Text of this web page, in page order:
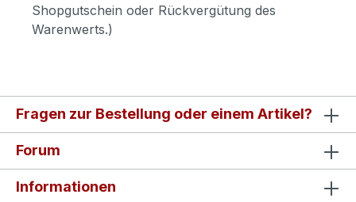
Shopgutschein oder Rückvergütung des
Warenwerts.)
Fragen zur Bestellung oder einem Artikel?
Forum
Informationen